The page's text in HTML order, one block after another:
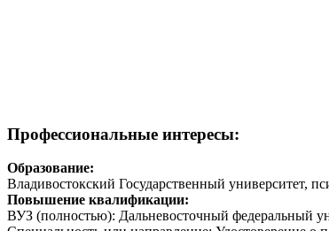
Профессиональные интересы:
Образование:
Владивостокский Государственный университет,
Повышение квалификации:
ВУЗ (полностью): Дальневосточный федеральный